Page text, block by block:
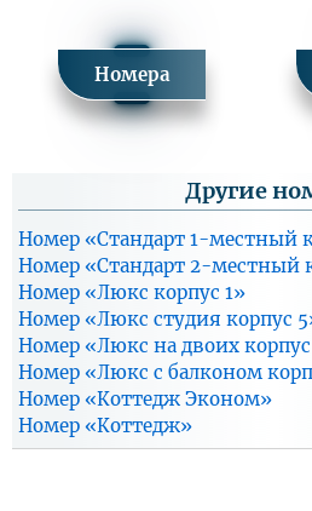
Заезд в периоде
курортная путевка
11
Заезд в периоде
Санаторно-
курортная путевка
Номера
Другие
Номер «Стандарт 1-местный
Номер «Стандарт 2-местный
Номер «Люкс корпус 1»
Номер «Люкс студия корпус
Номер «Люкс на двоих
Номер «Люкс с балконом
Номер «Коттедж Эконом»
Номер «Коттедж»